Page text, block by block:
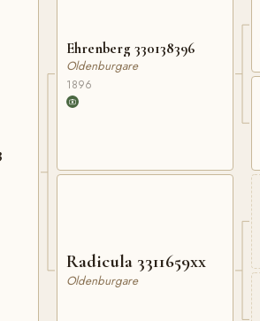
Ehrenberg 330138396
Oldenburgare
1896
Radicula 3311659xx
Oldenburgare